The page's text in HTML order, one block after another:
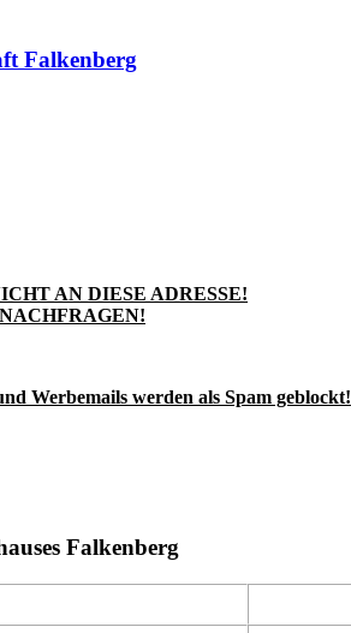
Falkenberg
AN DIESE ADRESSE!
Werbemails werden als Spam geblockt!
Falkenberg